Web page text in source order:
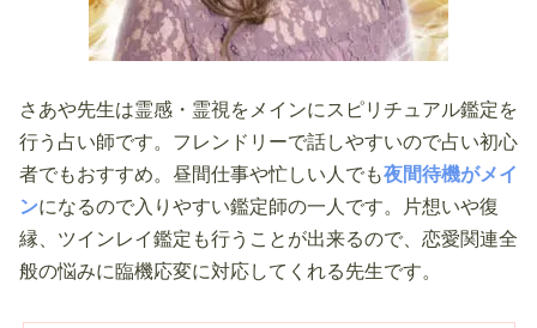
さあや先生は霊感・霊視をメインにスピリチュアル鑑定を
行う占い師です。フレンドリーで話しやすいので占い初心
者でもおすすめ。昼間仕事や忙しい人でも夜間待機がメイ
ンになるので入りやすい鑑定師の一人です。片想いや復
縁、ツインレイ鑑定も行うことが出来るので、恋愛関連全
般の悩みに臨機応変に対応してくれる先生です。